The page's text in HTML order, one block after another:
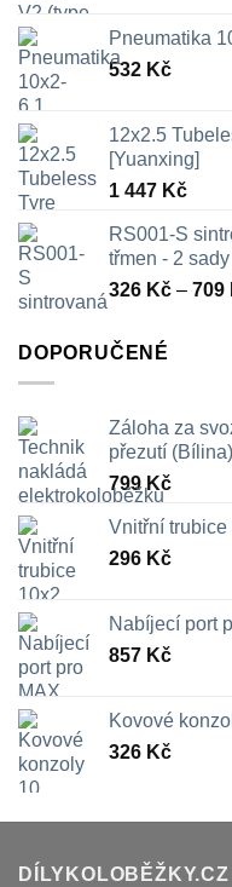
Pneumatika
532 Kč
12x2.5
[Yuanxing]
1 447 Kč
RS001-S
třmen - 2 sady
326 Kč – 709
DOPORUČENÉ
Záloha za
přezutí (Bílina)
799Kč
Vnitřní trubice
296 Kč
Nabíjecí port
857 Kč
Kovové
326 Kč
DÍLYKOLOBĚŽKY.CZ